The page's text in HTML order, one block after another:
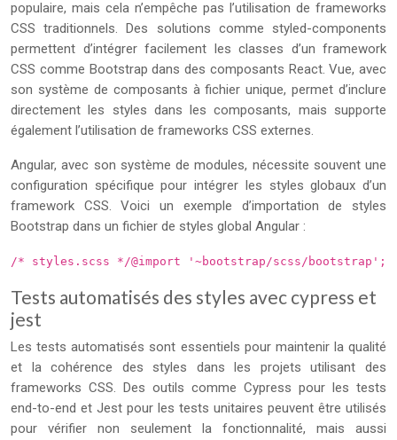
populaire, mais cela n’empêche pas l’utilisation de frameworks
CSS traditionnels. Des solutions comme styled-components
permettent d’intégrer facilement les classes d’un framework
CSS comme Bootstrap dans des composants React. Vue, avec
son système de composants à fichier unique, permet d’inclure
directement les styles dans les composants, mais supporte
également l’utilisation de frameworks CSS externes.
Angular, avec son système de modules, nécessite souvent une
configuration spécifique pour intégrer les styles globaux d’un
framework CSS. Voici un exemple d’importation de styles
Bootstrap dans un fichier de styles global Angular :
/* styles.scss */@import '~bootstrap/scss/bootstrap';
Tests automatisés des styles avec cypress et
jest
Les tests automatisés sont essentiels pour maintenir la qualité
et la cohérence des styles dans les projets utilisant des
frameworks CSS. Des outils comme Cypress pour les tests
end-to-end et Jest pour les tests unitaires peuvent être utilisés
pour vérifier non seulement la fonctionnalité, mais aussi